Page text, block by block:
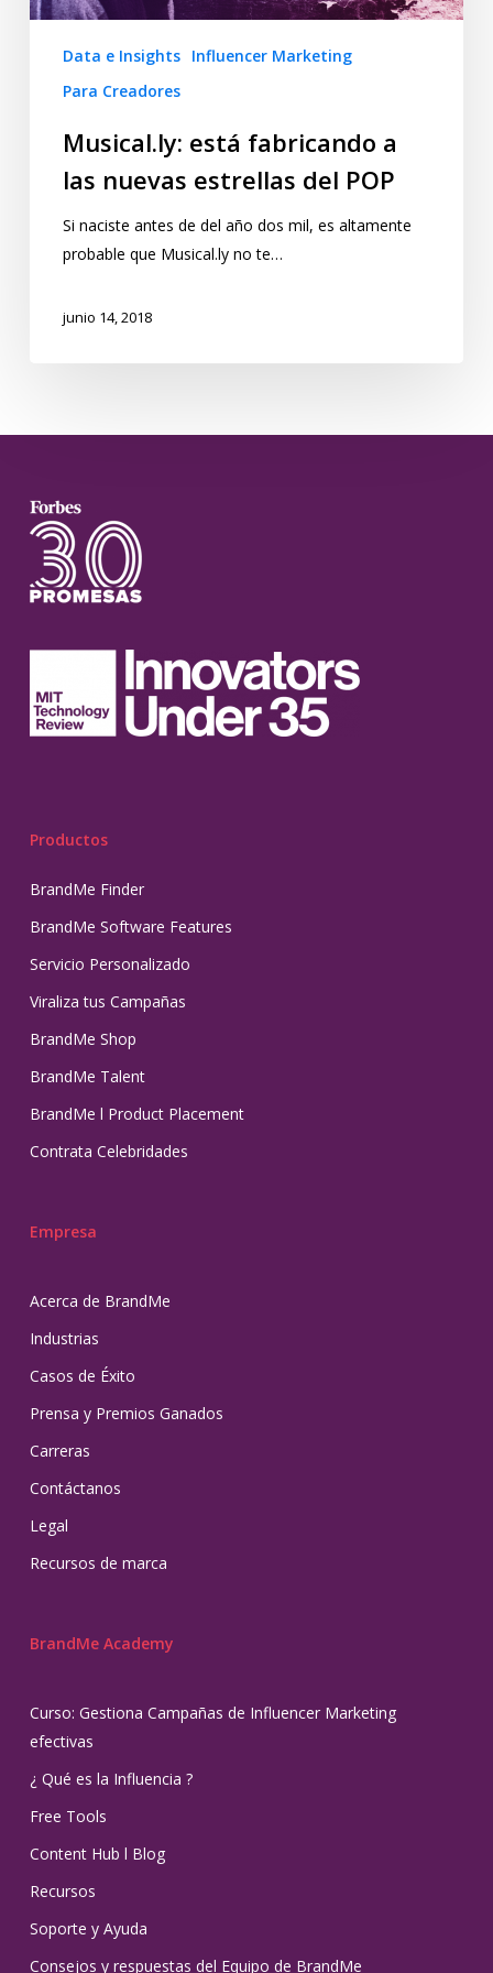
Data e Insights Influencer Marketing
Para Creadores
Musical.ly: está fabricando a
las nuevas estrellas del POP
Si naciste antes de del año dos mil, es altamente
probable que Musical.ly no te…
junio 14, 2018
Productos
BrandMe Finder
BrandMe Software Features
Servicio Personalizado
Viraliza tus Campañas
BrandMe Shop
BrandMe Talent
BrandMe l Product Placement
Contrata Celebridades
Empresa
Acerca de BrandMe
Industrias
Casos de Éxito
Prensa y Premios Ganados
Carreras
Contáctanos
Legal
Recursos de marca
BrandMe Academy
Curso: Gestiona Campañas de Influencer Marketing
efectivas
¿ Qué es la Influencia ?
Free Tools
Content Hub l Blog
Recursos
Soporte y Ayuda
Consejos y respuestas del Equipo de BrandMe